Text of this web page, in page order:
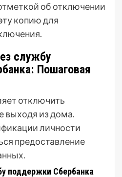
об отключении
копию для
службу
Пошаговая
отключить
выходя из дома.
личности
предоставление
поддержки Сбербанка